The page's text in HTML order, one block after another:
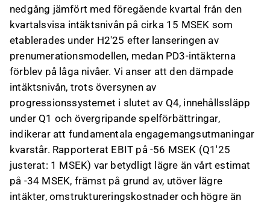
nedgång jämfört med föregående kvartal från den
kvartalsvisa intäktsnivån på cirka 15 MSEK som
etablerades under H2'25 efter lanseringen av
prenumerationsmodellen, medan PD3-intäkterna
förblev på låga nivåer. Vi anser att den dämpade
intäktsnivån, trots översynen av
progressionssystemet i slutet av Q4, innehållssläpp
under Q1 och övergripande spelförbättringar,
indikerar att fundamentala engagemangsutmaningar
kvarstår. Rapporterat EBIT på -56 MSEK (Q1'25
justerat: 1 MSEK) var betydligt lägre än vårt estimat
på -34 MSEK, främst på grund av, utöver lägre
intäkter, omstruktureringskostnader och högre än